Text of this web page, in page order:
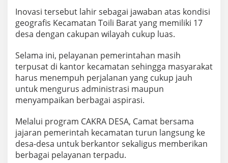
Inovasi tersebut lahir sebagai jawaban atas kondisi
geografis Kecamatan Toili Barat yang memiliki 17
desa dengan cakupan wilayah cukup luas.
Selama ini, pelayanan pemerintahan masih
terpusat di kantor kecamatan sehingga masyarakat
harus menempuh perjalanan yang cukup jauh
untuk mengurus administrasi maupun
menyampaikan berbagai aspirasi.
Melalui program CAKRA DESA, Camat bersama
jajaran pemerintah kecamatan turun langsung ke
desa-desa untuk berkantor sekaligus memberikan
berbagai pelayanan terpadu.